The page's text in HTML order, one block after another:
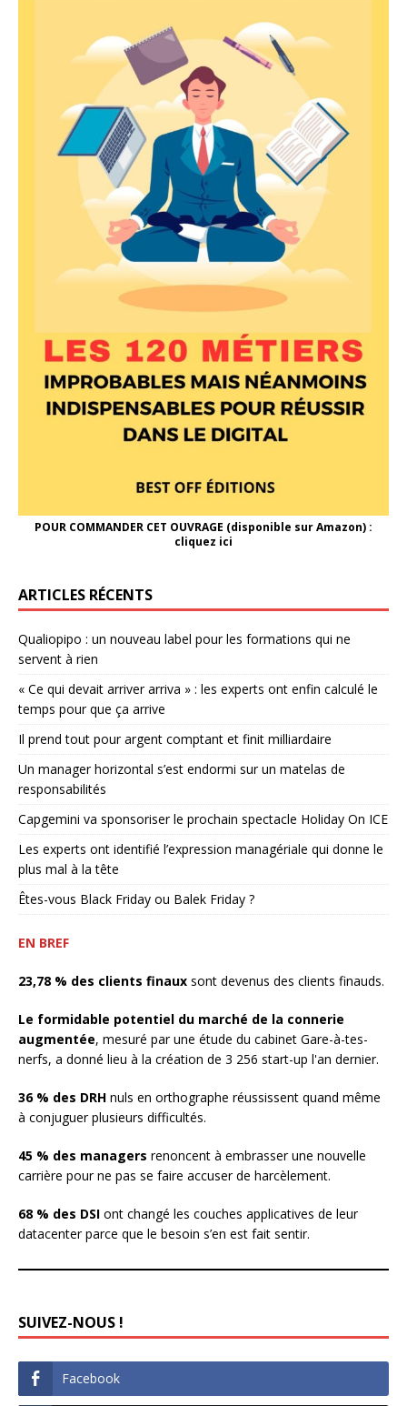
POUR COMMANDER CET OUVRAGE (disponible sur Amazon) :
cliquez ici
ARTICLES RÉCENTS
Qualiopipo : un nouveau label pour les formations qui ne
servent à rien
« Ce qui devait arriver arriva » : les experts ont enfin calculé le
temps pour que ça arrive
Il prend tout pour argent comptant et finit milliardaire
Un manager horizontal s’est endormi sur un matelas de
responsabilités
Capgemini va sponsoriser le prochain spectacle Holiday On ICE
Les experts ont identifié l’expression managériale qui donne le
plus mal à la tête
Êtes-vous Black Friday ou Balek Friday ?
EN BREF
23,78 % des clients finaux sont devenus des clients finauds.
Le formidable potentiel du marché de la connerie
augmentée, mesuré par une étude du cabinet Gare-à-tes-
nerfs, a donné lieu à la création de 3 256 start-up l'an dernier.
36 % des DRH nuls en orthographe réussissent quand même
à conjuguer plusieurs difficultés.
45 % des managers renoncent à embrasser une nouvelle
carrière pour ne pas se faire accuser de harcèlement.
68 % des DSI ont changé les couches applicatives de leur
datacenter parce que le besoin s’en est fait sentir.
SUIVEZ-NOUS !
Facebook